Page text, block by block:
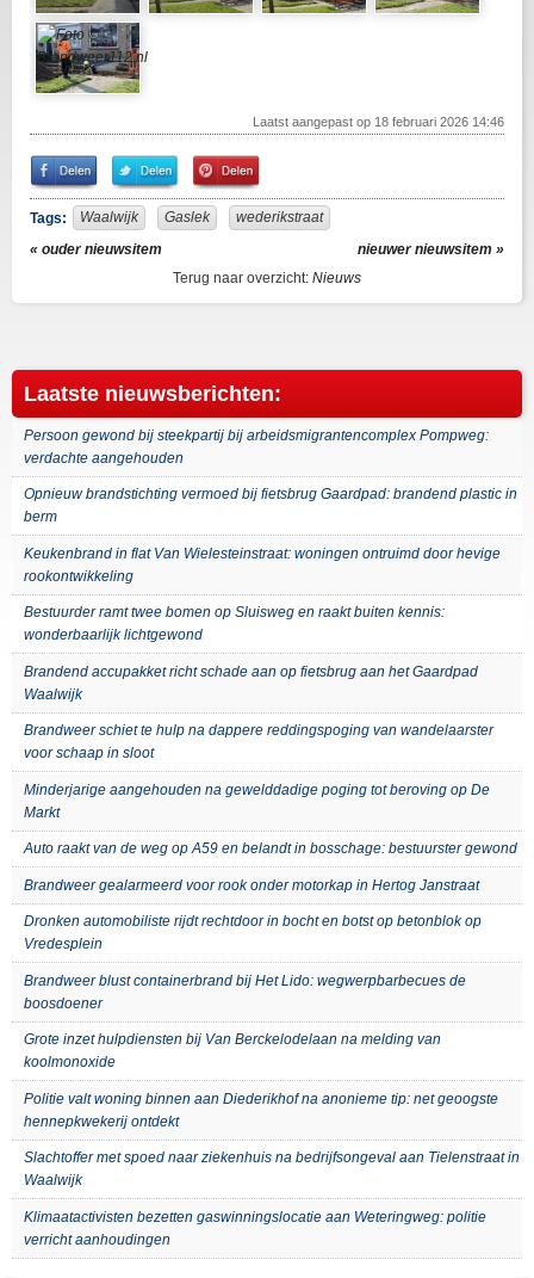
Laatst aangepast op 18 februari 2026 14:46
Share
on
Facebook
Share
on
Twitter
Pin
It!
Tags: Waalwijk Gaslek
wederikstraat
« ouder nieuwsitem
nieuwer nieuwsitem »
Terug naar overzicht: Nieuws
Laatste nieuwsberichten:
Persoon gewond bij steekpartij bij arbeidsmigrantencomplex Pompweg:
verdachte aangehouden
Opnieuw brandstichting vermoed bij fietsbrug Gaardpad: brandend plastic in
berm
Keukenbrand in flat Van Wielesteinstraat: woningen ontruimd door hevige
rookontwikkeling
Bestuurder ramt twee bomen op Sluisweg en raakt buiten kennis:
wonderbaarlijk lichtgewond
Brandend accupakket richt schade aan op fietsbrug aan het Gaardpad
Waalwijk
Brandweer schiet te hulp na dappere reddingspoging van wandelaarster
voor schaap in sloot
Minderjarige aangehouden na gewelddadige poging tot beroving op De
Markt
Auto raakt van de weg op A59 en belandt in bosschage: bestuurster gewond
Brandweer gealarmeerd voor rook onder motorkap in Hertog Janstraat
Dronken automobiliste rijdt rechtdoor in bocht en botst op betonblok op
Vredesplein
Brandweer blust containerbrand bij Het Lido: wegwerpbarbecues de
boosdoener
Grote inzet hulpdiensten bij Van Berckelodelaan na melding van
koolmonoxide
Politie valt woning binnen aan Diederikhof na anonieme tip: net geoogste
hennepkwekerij ontdekt
Slachtoffer met spoed naar ziekenhuis na bedrijfsongeval aan Tielenstraat in
Waalwijk
Klimaatactivisten bezetten gaswinningslocatie aan Weteringweg: politie
verricht aanhoudingen